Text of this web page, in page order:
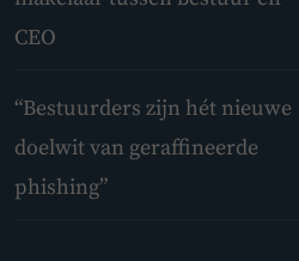
CEO
“Bestuurders zijn hét nieuwe
doelwit van geraffineerde
phishing”